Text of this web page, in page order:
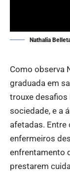
Nathalia
Como observa
graduada em
trouxe
sociedade, e a
afetadas. Entre
enfermeiros
enfrentamento
prestarem